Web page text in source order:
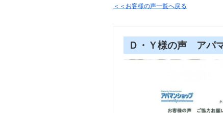
＜＜お客様の声一覧へ戻る
Ｄ・Ｙ様の声 アパ